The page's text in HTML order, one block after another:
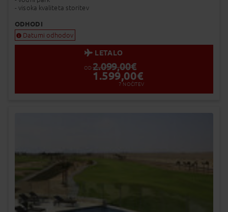
- visoka kvaliteta storitev
ODHODI
Datumi odhodov
LETALO
OD2.099,00€
1.599,00€
7 NOČITEV